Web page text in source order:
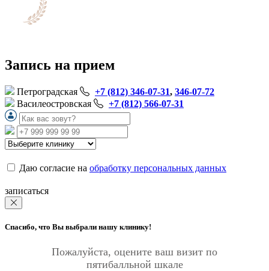
Запись на прием
Петроградская +7 (812) 346-07-31, 346-07-72
Василеостровская
+7 (812) 566-07-31
Даю согласие на обработку персональных данных
записаться
Спасибо, что Вы выбрали нашу клинику!
Пожалуйста, оцените ваш визит по
пятибалльной шкале